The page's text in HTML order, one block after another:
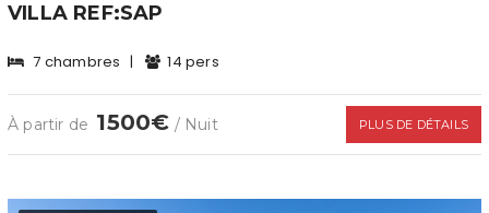
VILLA REF:SAP
7 chambres | 14 pers
À partir de 1500€ / Nuit PLUS DE DÉTAILS